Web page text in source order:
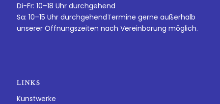
Di-Fr: 10–18 Uhr durchgehend
Sa: 10–15 Uhr durchgehendTermine gerne außerhalb
unserer Öffnungszeiten nach Vereinbarung möglich.
LINKS
Kunstwerke